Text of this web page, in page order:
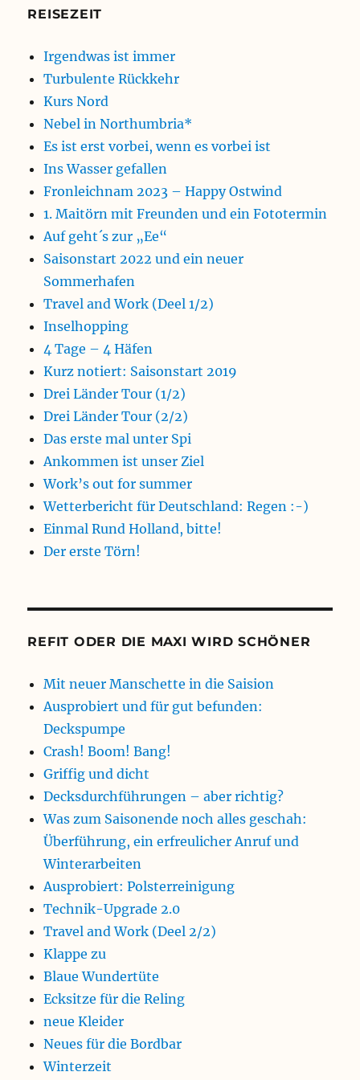
REISEZEIT
Irgendwas ist immer
Turbulente Rückkehr
Kurs Nord
Nebel in Northumbria*
Es ist erst vorbei, wenn es vorbei ist
Ins Wasser gefallen
Fronleichnam 2023 – Happy Ostwind
1. Maitörn mit Freunden und ein Fototermin
Auf geht´s zur „Ee“
Saisonstart 2022 und ein neuer
Sommerhafen
Travel and Work (Deel 1/2)
Inselhopping
4 Tage – 4 Häfen
Kurz notiert: Saisonstart 2019
Drei Länder Tour (1/2)
Drei Länder Tour (2/2)
Das erste mal unter Spi
Ankommen ist unser Ziel
Work’s out for summer
Wetterbericht für Deutschland: Regen :-)
Einmal Rund Holland, bitte!
Der erste Törn!
REFIT ODER DIE MAXI WIRD SCHÖNER
Mit neuer Manschette in die Saision
Ausprobiert und für gut befunden:
Deckspumpe
Crash! Boom! Bang!
Griffig und dicht
Decksdurchführungen – aber richtig?
Was zum Saisonende noch alles geschah:
Überführung, ein erfreulicher Anruf und
Winterarbeiten
Ausprobiert: Polsterreinigung
Technik-Upgrade 2.0
Travel and Work (Deel 2/2)
Klappe zu
Blaue Wundertüte
Ecksitze für die Reling
neue Kleider
Neues für die Bordbar
Winterzeit